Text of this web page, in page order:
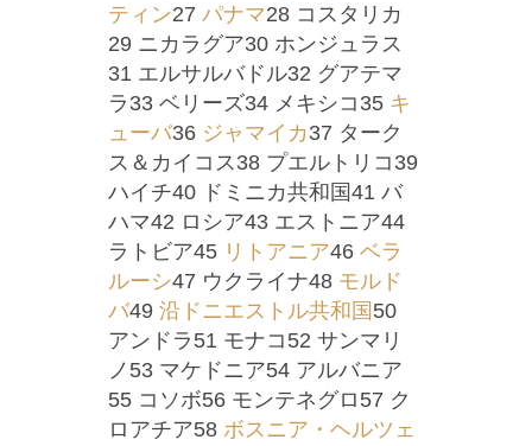
ティン27パナマ28 コスタリカ
29 ニカラグア30 ホンジュラス
31 エルサルバドル32 グアテマ
ラ33 ベリーズ34 メキシコ35 キ
ューバ36 ジャマイカ37 ターク
ス＆カイコス38 プエルトリコ39
ハイチ40 ドミニカ共和国41 バ
ハマ42 ロシア43 エストニア44
ラトビア45 リトアニア46ベラ
ルーシ47 ウクライナ48 モルド
バ49沿ドニエストル共和国 50
アンドラ51 モナコ52 サンマリ
ノ53 マケドニア54 アルバニア
55 コソボ56 モンテネグロ57 ク
ロアチア58 ボスニア・ヘルツェ